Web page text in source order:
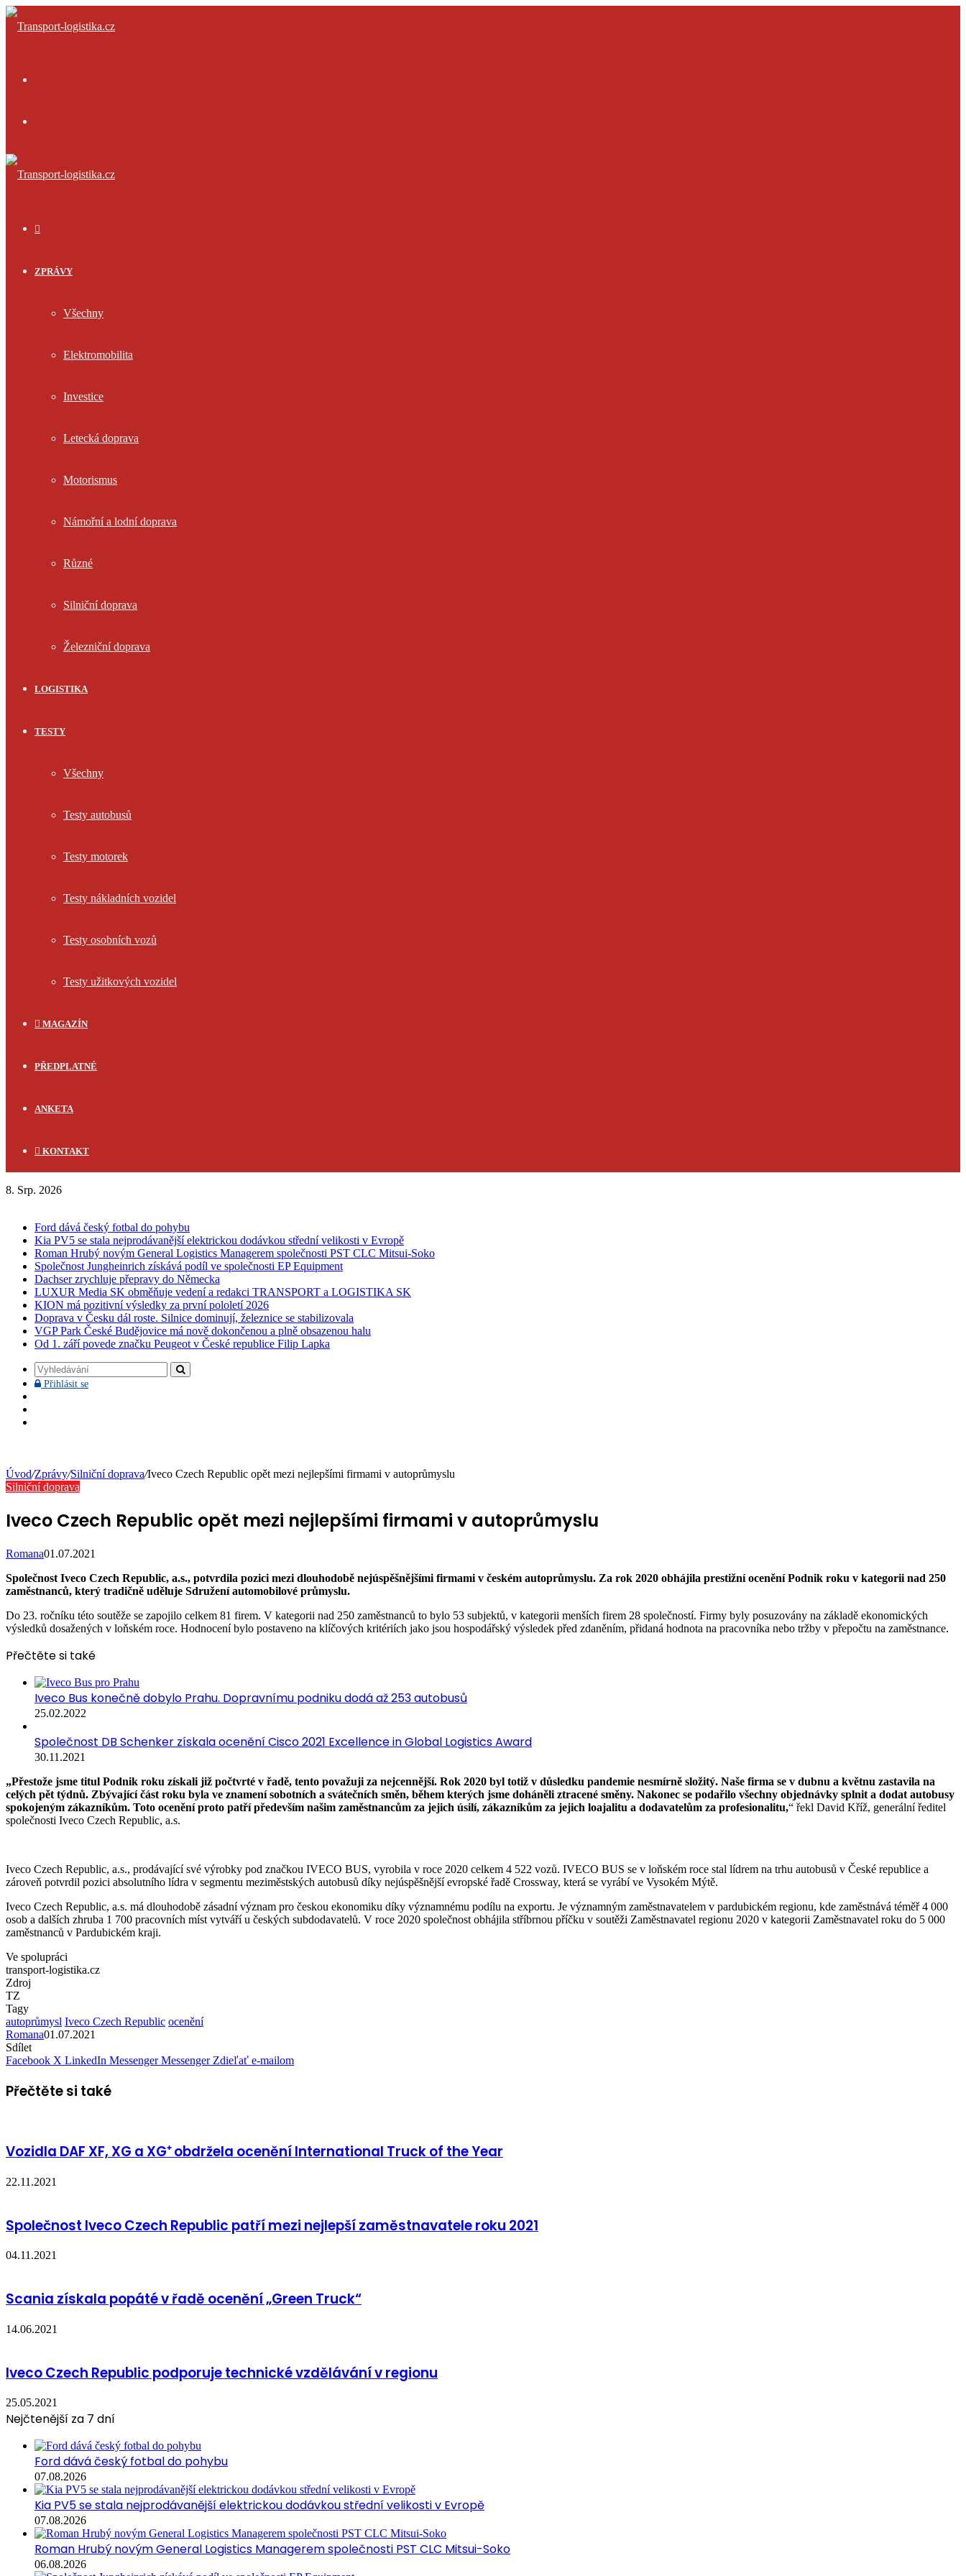
ZPRÁVY
Všechny
Elektromobilita
Investice
Letecká doprava
Motorismus
Námořní a lodní doprava
Různé
Silniční doprava
Železniční doprava
LOGISTIKA
TESTY
Všechny
Testy autobusů
Testy motorek
Testy nákladních vozidel
Testy osobních vozů
Testy užitkových vozidel
MAGAZÍN
PŘEDPLATNÉ
ANKETA
KONTAKT
8. Srp. 2026
Ford dává český fotbal do pohybu
Kia PV5 se stala nejprodávanější elektrickou dodávkou střední velikosti v Evropě
Roman Hrubý novým General Logistics Managerem společnosti PST CLC Mitsui-Soko
Společnost Jungheinrich získává podíl ve společnosti EP Equipment
Dachser zrychluje přepravy do Německa
LUXUR Media SK obměňuje vedení a redakci TRANSPORT a LOGISTIKA SK
KION má pozitivní výsledky za první pololetí 2026
Doprava v Česku dál roste. Silnice dominují, železnice se stabilizovala
VGP Park České Budějovice má nově dokončenou a plně obsazenou halu
Od 1. září povede značku Peugeot v České republice Filip Lapka
Vyhledávání
Přihlásit sePřihlásit
Úvod/Zprávy/Silniční doprava/Iveco Czech Republic opět mezi nejlepšími firmami v autoprůmyslu
Silniční doprava
Iveco Czech Republic opět mezi nejlepšími firmami v autoprůmyslu
Romana01.07.2021
Společnost Iveco Czech Republic, a.s., potvrdila pozici mezi dlouhodobě nejúspěšnějšími firmami v českém autoprůmyslu. Za rok 2020 obhájila prestižní ocenění Podnik roku v kategorii nad 250
zaměstnanců, který tradičně uděluje Sdružení automobilové průmyslu.
Do 23. ročníku této soutěže se zapojilo celkem 81 firem. V kategorii nad 250 zaměstnanců to bylo 53 subjektů, v kategorii menších firem 28 společností. Firmy byly posuzovány na základě ekonomických
výsledků dosažených v loňském roce. Hodnocení bylo postaveno na klíčových kritériích jako jsou hospodářský výsledek před zdaněním, přidaná hodnota na pracovníka nebo tržby v přepočtu na zaměstnance.
Přečtěte si také
Iveco Bus konečně dobylo Prahu. Dopravnímu podniku dodá až 253 autobusů
25.02.2022
Společnost DB Schenker získala ocenění Cisco 2021 Excellence in Global Logistics Award
30.11.2021
„Přestože jsme titul Podnik roku získali již počtvrté v řadě, tento považuji za nejcennější. Rok 2020 byl totiž v důsledku pandemie nesmírně složitý. Naše firma se v dubnu a květnu zastavila na
celých pět týdnů. Zbývající část roku byla ve znamení sobotních a svátečních směn, během kterých jsme doháněli ztracené směny. Nakonec se podařilo všechny objednávky splnit a dodat autobusy
spokojeným zákazníkům. Toto ocenění proto patří především našim zaměstnancům za jejich úsilí, zákazníkům za jejich loajalitu a dodavatelům za profesionalitu,“ řekl David Kříž, generální ředitel
společnosti Iveco Czech Republic, a.s.
Iveco Czech Republic, a.s., prodávající své výrobky pod značkou IVECO BUS, vyrobila v roce 2020 celkem 4 522 vozů. IVECO BUS se v loňském roce stal lídrem na trhu autobusů v České republice a
zároveň potvrdil pozici absolutního lídra v segmentu meziměstských autobusů díky nejúspěšnější evropské řadě Crossway, která se vyrábí ve Vysokém Mýtě.
Iveco Czech Republic, a.s. má dlouhodobě zásadní význam pro českou ekonomiku díky významnému podílu na exportu. Je významným zaměstnavatelem v pardubickém regionu, kde zaměstnává téměř 4 000
osob a dalších zhruba 1 700 pracovních míst vytváří u českých subdodavatelů. V roce 2020 společnost obhájila stříbrnou příčku v soutěži Zaměstnavatel regionu 2020 v kategorii Zaměstnavatel roku do 5 000
zaměstnanců v Pardubickém kraji.
Ve spolupráci
transport-logistika.cz
Zdroj
TZ
Tagy
autoprůmysl Iveco Czech Republic ocenění
Romana01.07.2021
Sdílet
Facebook X LinkedIn Messenger Messenger Zdieľať e-mailom
Přečtěte si také
Vozidla DAF XF, XG a XG⁺ obdržela ocenění International Truck of the Year
22.11.2021
Společnost Iveco Czech Republic patří mezi nejlepší zaměstnavatele roku 2021
04.11.2021
Scania získala popáté v řadě ocenění „Green Truck“
14.06.2021
Iveco Czech Republic podporuje technické vzdělávání v regionu
25.05.2021
Nejčtenější za 7 dní
Ford dává český fotbal do pohybu
07.08.2026
Kia PV5 se stala nejprodávanější elektrickou dodávkou střední velikosti v Evropě
07.08.2026
Roman Hrubý novým General Logistics Managerem společnosti PST CLC Mitsui-Soko
06.08.2026